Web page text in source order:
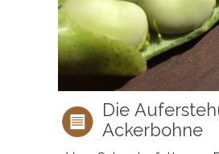
Die
Ackerbohne